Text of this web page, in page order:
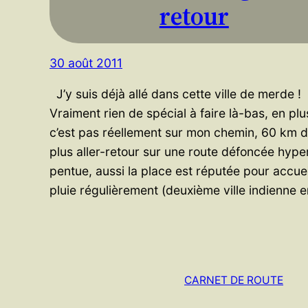
retour
30 août 2011
J’y suis déjà allé dans cette ville de merde !
Vraiment rien de spécial à faire là-bas, en
c’est pas réellement sur mon chemin, 60 km
plus aller-retour sur une route défoncée
pentue, aussi la place est réputée pour
pluie régulièrement (deuxième ville indienne
CARNET DE ROUTE